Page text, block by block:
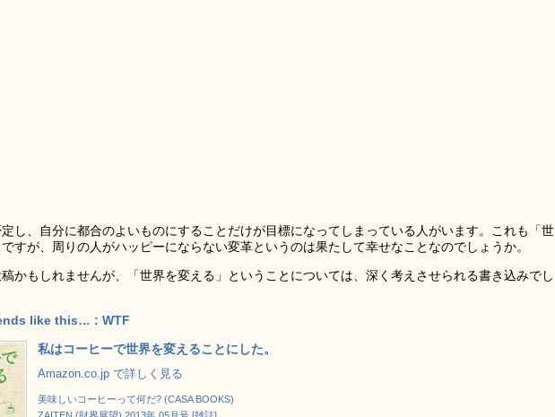
定し、自分に都合のよいものにすることだけが目標になってしまっている人がいます。これも「世
すが、周りの人がハッピーにならない変革というのは果たして幸せなことなのでしょうか。
かもしれませんが、「世界を変える」ということについては、深く考えさせられる書き込みでし
like this… : WTF
私はコーヒーで世界を変えることにした。
Amazon.co.jp で詳しく見る
美味しいコーヒーって何だ? (CASA BOOKS)